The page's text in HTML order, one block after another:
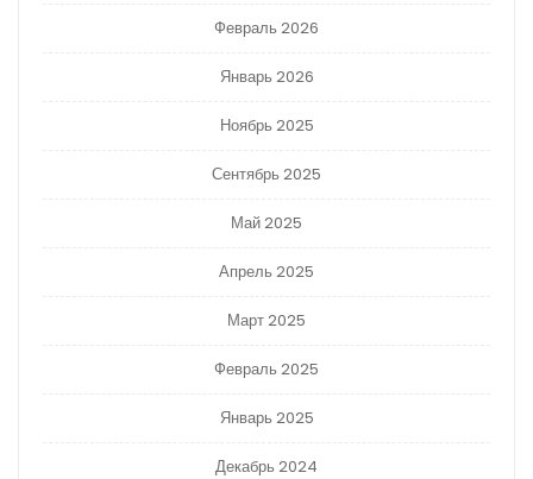
Февраль 2026
Январь 2026
Ноябрь 2025
Сентябрь 2025
Май 2025
Апрель 2025
Март 2025
Февраль 2025
Январь 2025
Декабрь 2024